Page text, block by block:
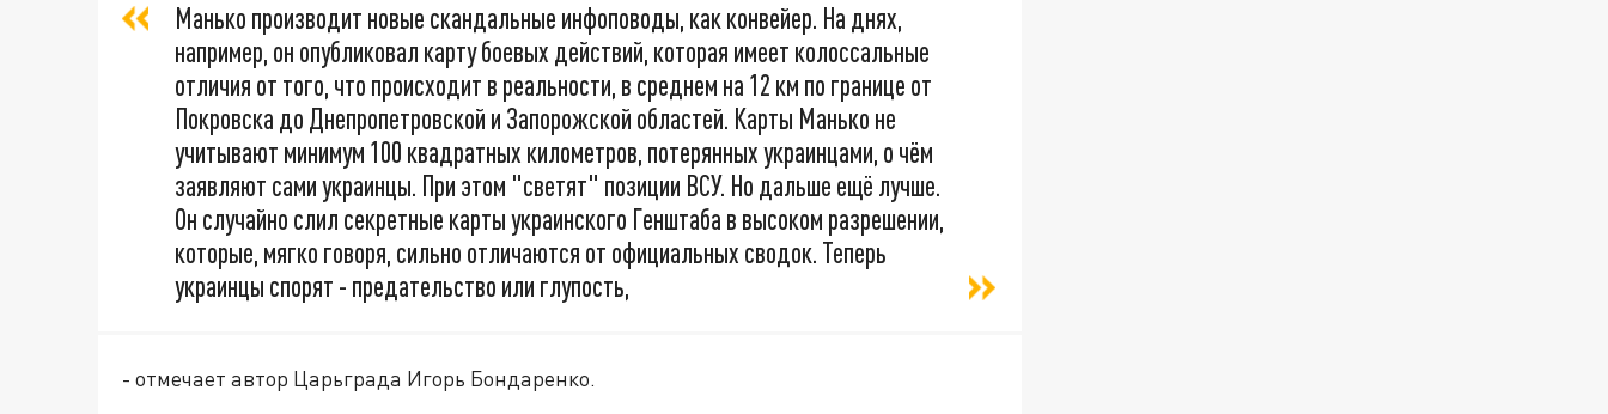
Манько производит новые скандальные инфоповоды, как конвейер. На днях,
например, он опубликовал карту боевых действий, которая имеет колоссальные
отличия от того, что происходит в реальности, в среднем на 12 км по границе от
Покровска до Днепропетровской и Запорожской областей. Карты Манько не
учитывают минимум 100 квадратных километров, потерянных украинцами, о чём
заявляют сами украинцы. При этом "светят" позиции ВСУ. Но дальше ещё лучше.
Он случайно слил секретные карты украинского Генштаба в высоком разрешении,
которые, мягко говоря, сильно отличаются от официальных сводок. Теперь
украинцы спорят - предательство или глупость,
- отмечает автор Царьграда Игорь Бондаренко.